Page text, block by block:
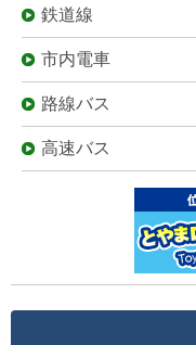
鉄道線
市内電車
路線バス
高速バス